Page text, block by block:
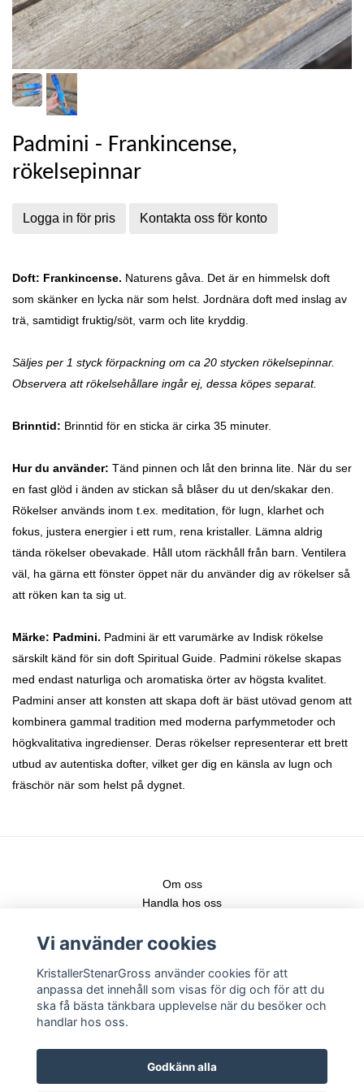
Padmini - Frankincense,
rökelsepinnar
Logga in för pris Kontakta oss för konto
Doft: Frankincense. Naturens gåva. Det är en himmelsk doft
som skänker en lycka när som helst. Jordnära doft med inslag av
trä, samtidigt fruktig/söt, varm och lite kryddig.
Säljes per 1 styck förpackning om ca 20 stycken rökelsepinnar.
Observera att rökelsehållare ingår ej, dessa köpes separat.
Brinntid: Brinntid för en sticka är cirka 35 minuter.
Hur du använder: Tänd pinnen och låt den brinna lite. När du ser
en fast glöd i änden av stickan så blåser du ut den/skakar den.
Rökelser används inom t.ex. meditation, för lugn, klarhet och
fokus, justera energier i ett rum, rena kristaller. Lämna aldrig
tända rökelser obevakade. Håll utom räckhåll från barn. Ventilera
väl, ha gärna ett fönster öppet när du använder dig av rökelser så
att röken kan ta sig ut.
Märke: Padmini. Padmini är ett varumärke av Indisk rökelse
särskilt känd för sin doft Spiritual Guide. Padmini rökelse skapas
med endast naturliga och aromatiska örter av högsta kvalitet.
Padmini anser att konsten att skapa doft är bäst utövad genom att
kombinera gammal tradition med moderna parfymmetoder och
högkvalitativa ingredienser. Deras rökelser representerar ett brett
utbud av autentiska dofter, vilket ger dig en känsla av lugn och
fräschör när som helst på dygnet.
Om oss
Handla hos oss
Fraktstege
Köpvillkor
Registrera konto
Logga in
Följ gärna vår Instagram för senaste nytt!
Vi använder cookies
KristallerStenarGross använder cookies för att
anpassa det innehåll som visas för dig och för att du
ska få bästa tänkbara upplevelse när du besöker och
handlar hos oss.
Godkänn alla